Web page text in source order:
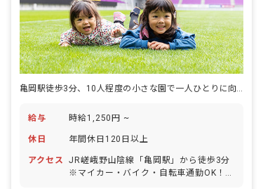
亀岡駅徒歩3分、10人程度の小さな園で一人ひとりに向き合う。
給与 時給1,250円 ~
休日 年間休日120日以上
アクセス
JR嵯峨野山陰線「亀岡駅」から徒歩3分
※マイカー・バイク・自転車通勤OK！